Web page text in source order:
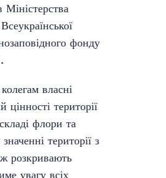
Міністерства
фонду
власні
території
флори та
території з
розкривають
увагу всіх